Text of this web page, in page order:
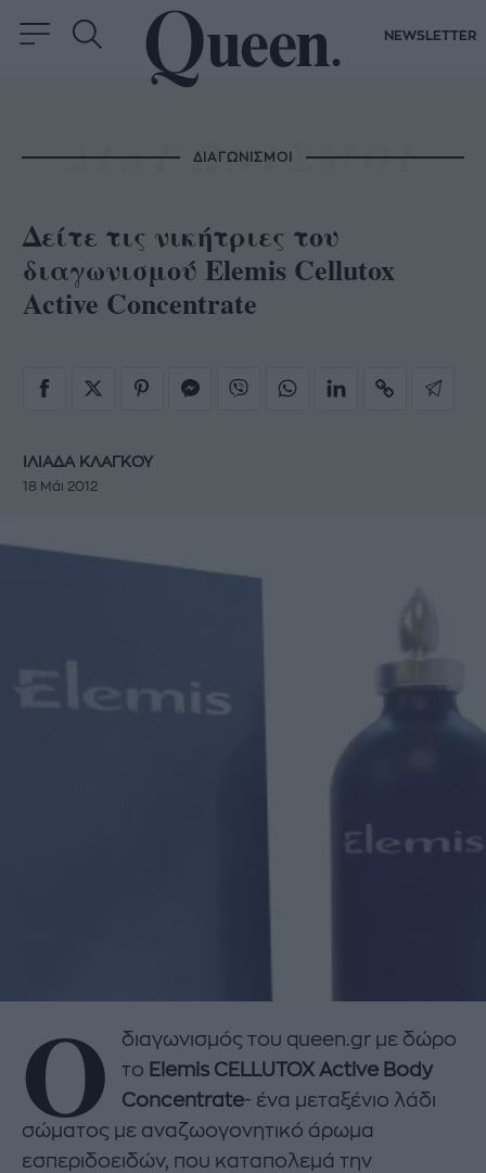
NEWSLETTER
ΔΙΑΓΩΝΙΣΜΟΙ
Δείτε τις νικήτριες του
διαγωνισμού Elemis Cellutox
Active Concentrate
ΙΛΙΑΔΑ ΚΛΑΓΚΟΥ
18 Μάι 2012
Ο
διαγωνισμός του queen.gr με δώρο
το Elemis CELLUTOX Active Body
Concentrate- ένα μεταξένιο λάδι
σώματος με αναζωογονητικό άρωμα
εσπεριδοειδών, που καταπολεμά την